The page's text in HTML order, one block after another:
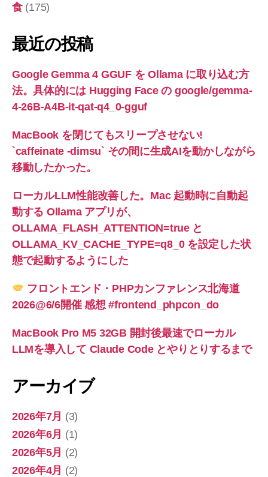
食(175)
最近の投稿
Google Gemma 4 GGUF を Ollama に取り込む方
法。具体的には Hugging Face の google/gemma-
4-26B-A4B-it-qat-q4_0-gguf
MacBook を閉じてもスリープさせない!
`caffeinate -dimsu` その間に生成AIを動かしながら
移動したかった。
ローカルLLM性能改善した。Mac 起動時に自動起
動する Ollama アプリが、
OLLAMA_FLASH_ATTENTION=true と
OLLAMA_KV_CACHE_TYPE=q8_0 を設定した状
態で起動するようにした
フロントエンド・PHPカンファレンス北海道
2026@6/6開催 感想 #frontend_phpcon_do
MacBook Pro M5 32GB 開封後最速でローカル
LLMを導入して Claude Code とやりとりするまで
アーカイブ
2026年7月 (3)
2026年6月 (1)
2026年5月 (2)
2026年4月 (2)